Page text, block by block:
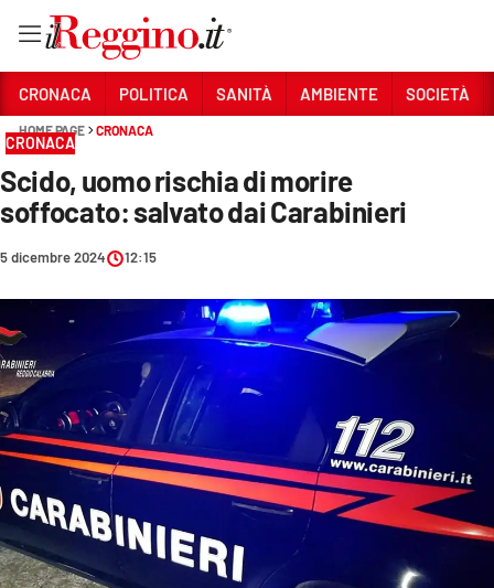
Sezioni
CRONACA
AMBIENTE
SOCIETÀ
CULTURA
ECONOMIA E LAVORO
EVENTI
SPORT
CRONACA POLITICA SANITÀ AMBIENTE SOCIETÀ
HOME PAGE CRONACA
CRONACA
Scido, uomo rischia di morire
soffocato: salvato dai Carabinieri
5 dicembre 2024 12:15